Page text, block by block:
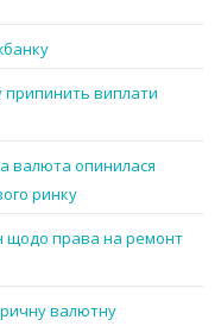
припинить виплати
валюта опинилася
ринку
щодо права на ремонт
валютну